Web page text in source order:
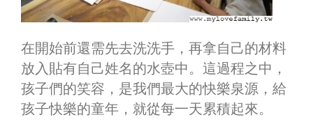
在開始前還需先去洗洗手，再拿自己的材料
放入貼有自己姓名的水壺中。這過程之中，
孩子們的笑容，是我們最大的快樂泉源，給
孩子快樂的童年，就從每一天累積起來。